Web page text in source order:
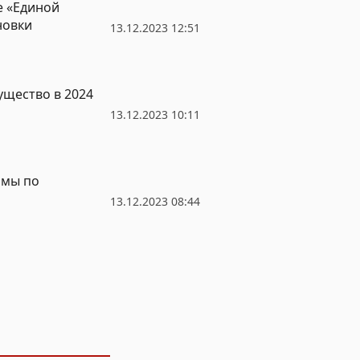
13.12.2023 12:51
«Единой
13.12.2023 10:11
в 2024
13.12.2023 08:44
по